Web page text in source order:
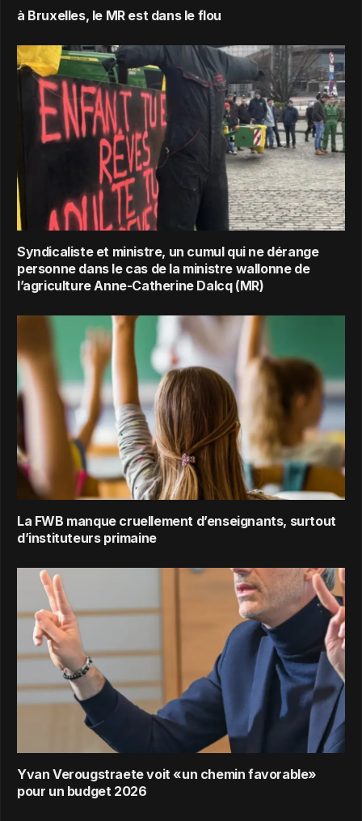
à Bruxelles, le MR est dans le flou
Syndicaliste et ministre, un cumul qui ne dérange
personne dans le cas de la ministre wallonne de
l’agriculture Anne-Catherine Dalcq (MR)
La FWB manque cruellement d’enseignants, surtout
d’instituteurs primaine
Yvan Verougstraete voit «un chemin favorable»
pour un budget 2026